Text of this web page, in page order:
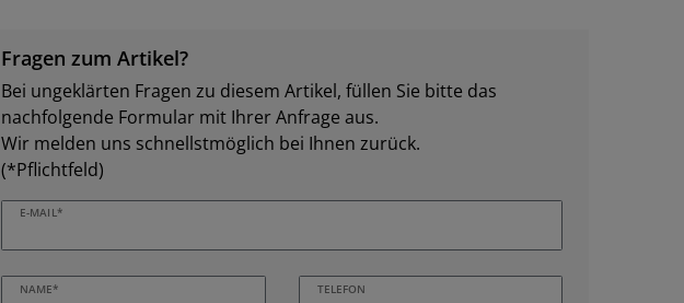
Fragen zum Artikel?
Bei ungeklärten Fragen zu diesem Artikel, füllen Sie bitte das
nachfolgende Formular mit Ihrer Anfrage aus.
Wir melden uns schnellstmöglich bei Ihnen zurück.
(*Pflichtfeld)
E-MAIL*
NAME* TELEFON